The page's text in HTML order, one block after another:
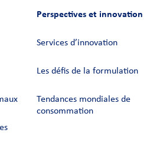
Perspectives et innovation
Services d’innovation
Les défis de la formulation
Tendances mondiales de
consommation